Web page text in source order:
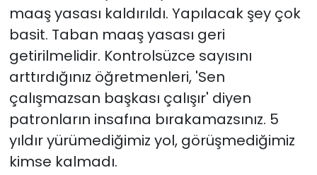
maaş yasası kaldırıldı. Yapılacak şey çok
basit. Taban maaş yasası geri
getirilmelidir. Kontrolsüzce sayısını
arttırdığınız öğretmenleri, 'Sen
çalışmazsan başkası çalışır' diyen
patronların insafına bırakamazsınız. 5
yıldır yürümediğimiz yol, görüşmediğimiz
kimse kalmadı.